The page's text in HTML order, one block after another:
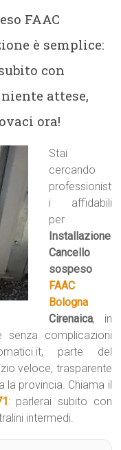
FAAC
è semplice:
con
attese,
ora!
Stai
cercando
professionist
i affidabili
per
Installazione
Cancello
sospeso
FAAC
Bologna
Cirenaica, in
complicazioni
parte del
veloce, trasparente
la provincia. Chiama il
: parlerai subito con
intermedi.